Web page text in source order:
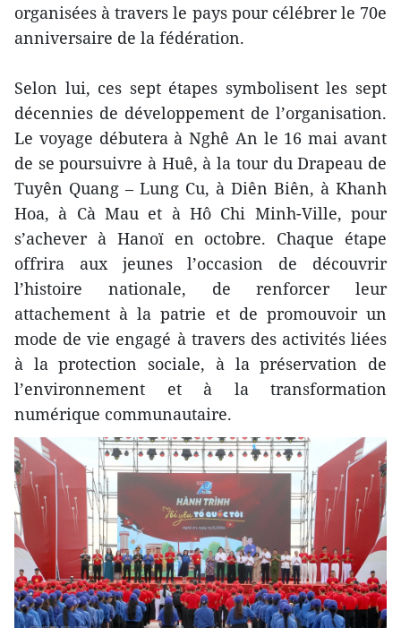
organisées à travers le pays pour célébrer le 70e
anniversaire de la fédération.
Selon lui, ces sept étapes symbolisent les sept
décennies de développement de l’organisation.
Le voyage débutera à Nghê An le 16 mai avant
de se poursuivre à Huê, à la tour du Drapeau de
Tuyên Quang – Lung Cu, à Diên Biên, à Khanh
Hoa, à Cà Mau et à Hô Chi Minh-Ville, pour
s’achever à Hanoï en octobre. Chaque étape
offrira aux jeunes l’occasion de découvrir
l’histoire nationale, de renforcer leur
attachement à la patrie et de promouvoir un
mode de vie engagé à travers des activités liées
à la protection sociale, à la préservation de
l’environnement et à la transformation
numérique communautaire.